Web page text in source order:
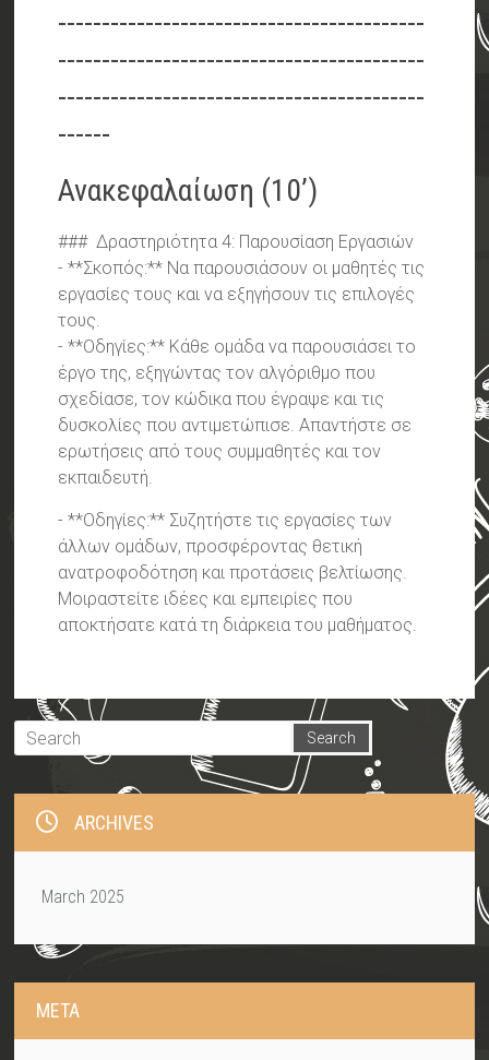
------------------------------------------
------------------------------------------
------------------------------------------
------
Ανακεφαλαίωση (10’)
### Δραστηριότητα 4: Παρουσίαση Εργασιών
- **Σκοπός:** Να παρουσιάσουν οι μαθητές τις
εργασίες τους και να εξηγήσουν τις επιλογές
τους.
- **Οδηγίες:** Κάθε ομάδα να παρουσιάσει το
έργο της, εξηγώντας τον αλγόριθμο που
σχεδίασε, τον κώδικα που έγραψε και τις
δυσκολίες που αντιμετώπισε. Απαντήστε σε
ερωτήσεις από τους συμμαθητές και τον
εκπαιδευτή.
- **Οδηγίες:** Συζητήστε τις εργασίες των
άλλων ομάδων, προσφέροντας θετική
ανατροφοδότηση και προτάσεις βελτίωσης.
Μοιραστείτε ιδέες και εμπειρίες που
αποκτήσατε κατά τη διάρκεια του μαθήματος.
ARCHIVES
March 2025
META